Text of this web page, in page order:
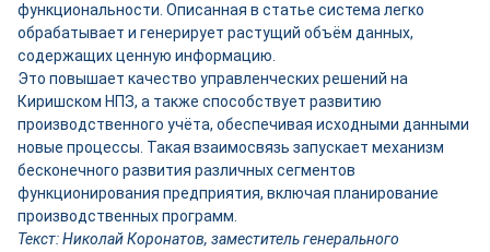
функциональности. Описанная в статье система легко
обрабатывает и генерирует растущий объём данных,
содержащих ценную информацию.
Это повышает качество управленческих решений на
Киришском НПЗ, а также способствует развитию
производственного учёта, обеспечивая исходными данными
новые процессы. Такая взаимосвязь запускает механизм
бесконечного развития различных сегментов
функционирования предприятия, включая планирование
производственных программ.
Текст: Николай Коронатов, заместитель генерального